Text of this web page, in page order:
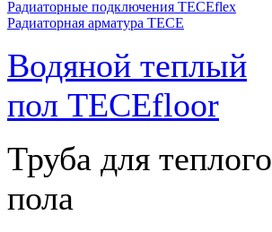
Радиаторные подключения TECEflex
Радиаторная арматура TECE
Водяной теплый
пол TECEfloor
Труба для теплого
пола